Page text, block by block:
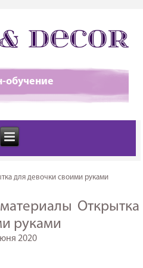
обучение
для девочки своими руками
Открытка
руками
2020